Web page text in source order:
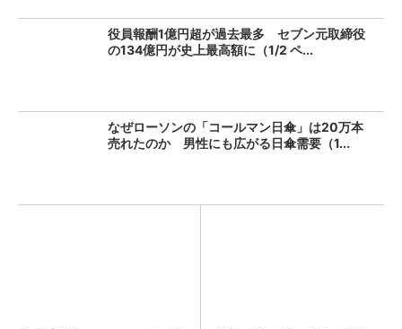
役員報酬1億円超が過去最多 セブン元取締役
の134億円が史上最高額に（1/2 ペ...
なぜローソンの「コールマン日傘」は20万本
売れたのか 男性にも広がる日傘需要（1...